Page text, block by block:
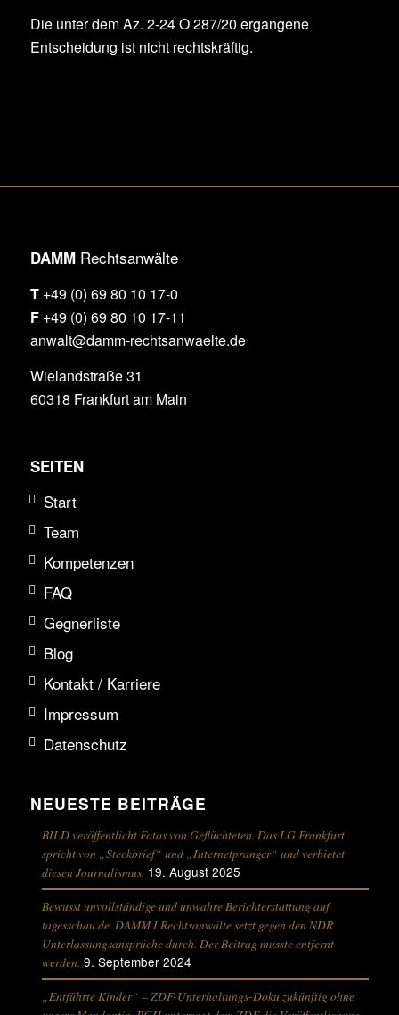
Die unter dem Az. 2-24 O 287/20 ergangene
Entscheidung ist nicht rechtskräftig.
DAMMRechtsanwälte
T+49 (0) 69 80 10 17-0
F+49 (0) 69 80 10 17-11
anwalt@damm-rechtsanwaelte.de
Wielandstraße 31
60318 Frankfurt am Main
SEITEN
Start
Team
Kompetenzen
FAQ
Gegnerliste
Blog
Kontakt / Karriere
Impressum
Datenschutz
NEUESTE BEITRÄGE
BILD veröffentlicht Fotos von Geflüchteten. Das LG Frankfurt
spricht von „Steckbrief“ und „Internetpranger“ und verbietet
diesen Journalismus. 19. August 2025
Bewusst unvollständige und unwahre Berichterstattung auf
tagesschau.de. DAMM I Rechtsanwälte setzt gegen den NDR
Unterlassungsansprüche durch. Der Beitrag musste entfernt
werden. 9. September 2024
„Entführte Kinder“ – ZDF-Unterhaltungs-Doku zukünftig ohne